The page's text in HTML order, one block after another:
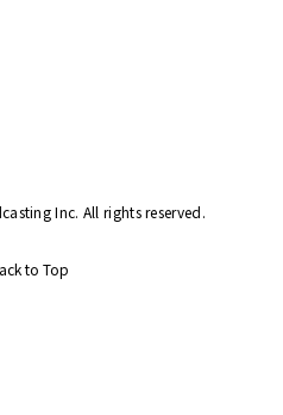
Inc. All rights reserved.
to Top